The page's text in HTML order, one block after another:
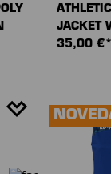
JACKET
35,00 €*